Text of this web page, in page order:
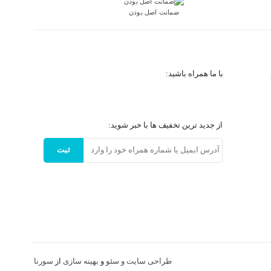
ضمانت اصل بودن
با ما همراه باشید:
از جدید ترین تخفیف ها با خبر شوید:
ثبت
طراحی سایت و سئو و بهینه سازی از سورنا